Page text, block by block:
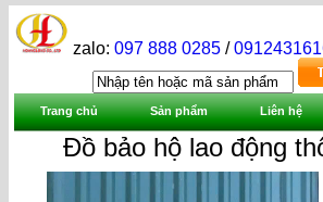
zalo:097 888 0285 /
Trang chủ Sản phẩm Liên hệ
Đồ bảo hộ lao động